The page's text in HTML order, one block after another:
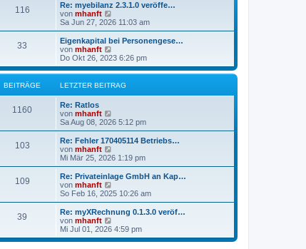
116
Re: myebilanz 2.3.1.0 veröffe…
von mhanft
e
u
e
t
r
B
e
i
a
g
Sa Jun 27, 2026 11:03 am
33
Eigenkapital bei Personengese…
von mhanft
e
u
e
s
e
i
t
a
g
Do Okt 26, 2023 6:26 pm
BEITRÄGE LETZTER BEITRAG
1160
Re: Ratlos
von mhanft
e
u
e
t
B
e
i
r
g
Sa Aug 08, 2026 5:12 pm
103
Re: Fehler 170405114 Betriebs…
von mhanft
e
u
e
s
t
B
e
t
Mi Mär 25, 2026 1:19 pm
109
Re: Privateinlage GmbH an Kap…
von mhanft
e
u
e
r
So Feb 16, 2025 10:26 am
39
Re: myXRechnung 0.1.3.0 veröf…
von mhanft
e
u
Mi Jul 01, 2026 4:59 pm